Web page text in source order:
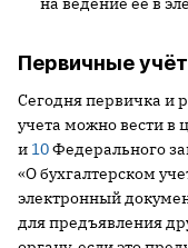
Первичные
Сегодня первичка и
учета можно вести в
и 10Федерального
«О бухгалтерском
электронный
для предъявления